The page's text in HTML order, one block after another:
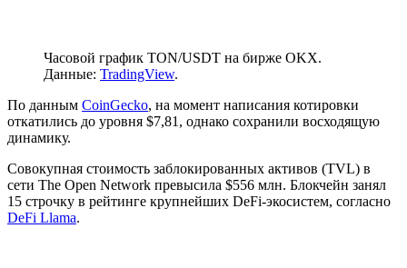
Часовой график TON/USDT на бирже OKX.
Данные: TradingView.
По данным CoinGecko, на момент написания котировки
откатились до уровня $7,81, однако сохранили восходящую
динамику.
Совокупная стоимость заблокированных активов (TVL) в
сети The Open Network превысила $556 млн. Блокчейн занял
15 строчку в рейтинге крупнейших DeFi-экосистем, согласно
DeFi Llama.